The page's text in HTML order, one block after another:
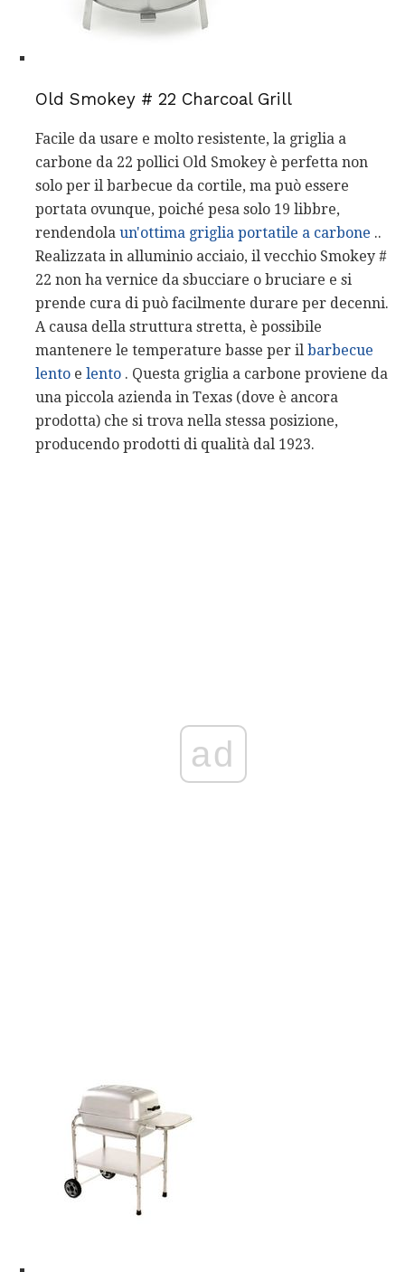
Old Smokey # 22 Charcoal Grill
Facile da usare e molto resistente, la griglia a
carbone da 22 pollici Old Smokey è perfetta non
solo per il barbecue da cortile, ma può essere
portata ovunque, poiché pesa solo 19 libbre,
rendendola un'ottima griglia portatile a carbone ..
Realizzata in alluminio acciaio, il vecchio Smokey #
22 non ha vernice da sbucciare o bruciare e si
prende cura di può facilmente durare per decenni.
A causa della struttura stretta, è possibile
mantenere le temperature basse per il barbecue
lento e lento . Questa griglia a carbone proviene da
una piccola azienda in Texas (dove è ancora
prodotta) che si trova nella stessa posizione,
producendo prodotti di qualità dal 1923.
ad